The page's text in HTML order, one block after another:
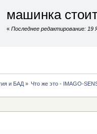
машинка
« Последнее редактирование: 19
и БАД» Что же это - IMAGO-